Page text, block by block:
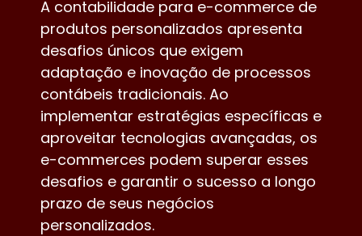
A contabilidade para e-commerce de
produtos personalizados apresenta
desafios únicos que exigem
adaptação e inovação de processos
contábeis tradicionais. Ao
implementar estratégias específicas e
aproveitar tecnologias avançadas, os
e-commerces podem superar esses
desafios e garantir o sucesso a longo
prazo de seus negócios
personalizados.